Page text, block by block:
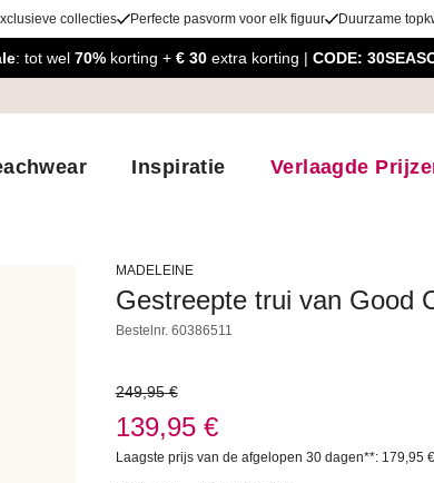
collecties Perfecte pasvorm voor elk figuur Duurzame
: tot wel 70% korting + € 30 extra korting | CODE:
Inspiratie Verlaagde
MADELEINE
Gestreepte trui van Good
Bestelnr. 60386511
249,95 €
139,95 €
Laagste prijs van de afgelopen 30 dagen**: 179,95 €